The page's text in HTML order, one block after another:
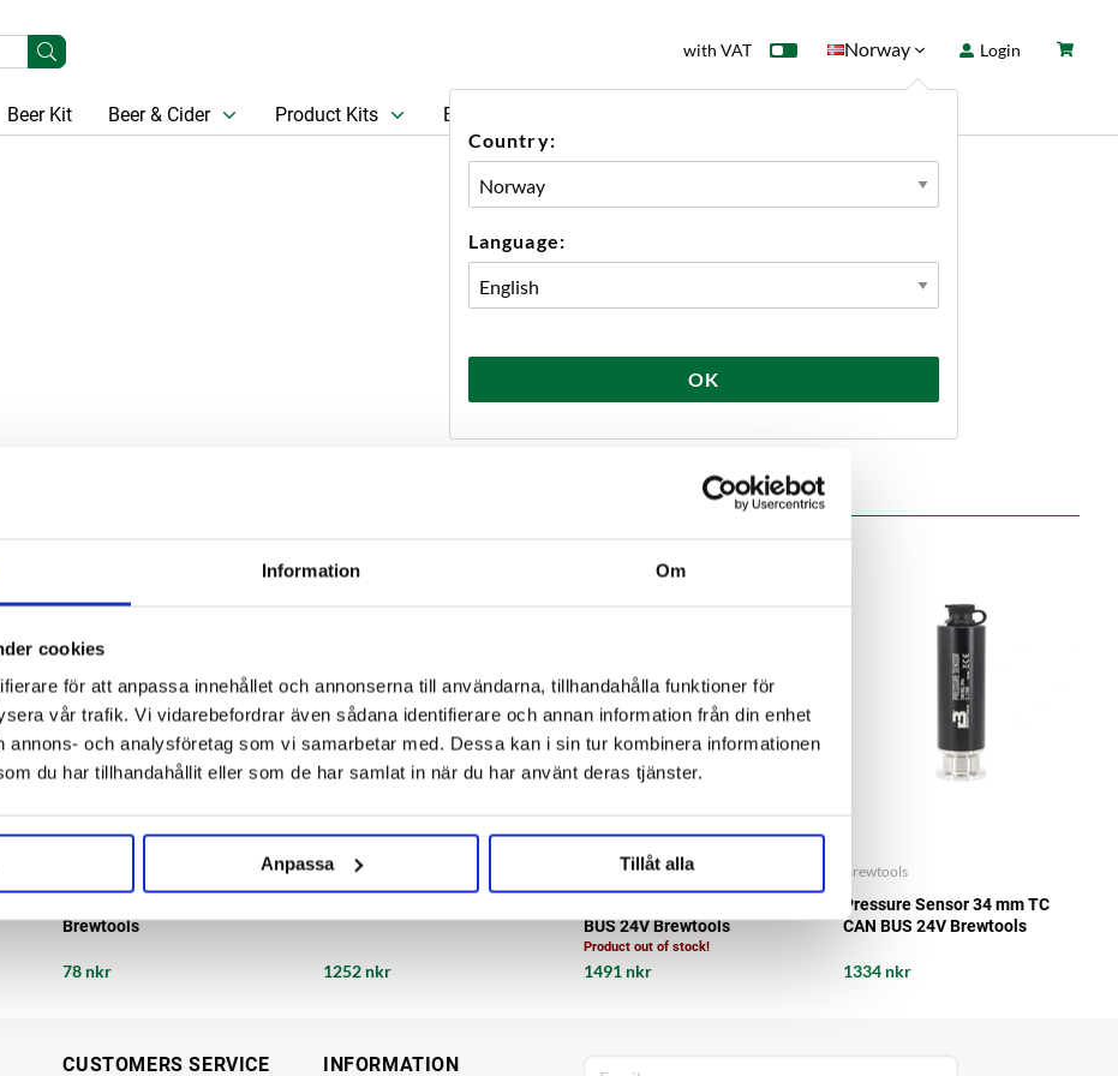
Information Om
cookies
för att anpassa innehållet och annonserna till användarna, tillhandahålla funktioner för
vår trafik. Vi vidarebefordrar även sådana identifierare och annan information från din enhet
annons- och analysföretag som vi samarbetar med. Dessa kan i sin tur kombinera informationen
du har tillhandahållit eller som de har samlat in när du har använt deras tjänster.
Anpassa Tillåt alla
with VAT Norway
Country:
Language:
OK
Login
Beer Kit Beer & Cider Product Kits Beer
Brewtools
78 nkr
Brewtools
1252 nkr
Brewtools
BUS 24V Brewtools
Product out of stock!
1491 nkr
Brewtools
Pressure Sensor 34 mm TC
CAN BUS 24V Brewtools
1334 nkr
CUSTOMERS SERVICE INFORMATION